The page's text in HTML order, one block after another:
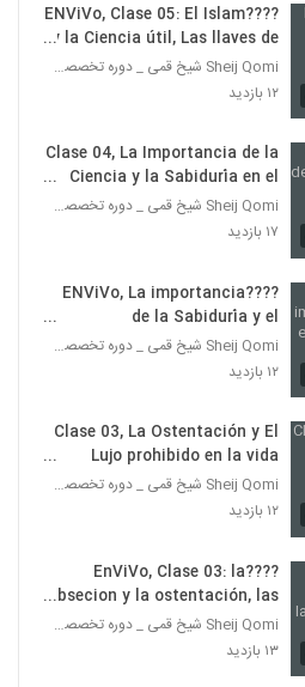
????ENViVo, Clase 05: El Islam
y la Ciencia útil, Las llaves de
la Vida Islámica, sheij QomiSheij Qomi شیخ قمی _ دوره تخصصی تربیت مبلغه غرب
۱۲ بازدید
Clase 04, La Importancia de la
Ciencia y la Sabiduría en el
islam, Sheij Qomi
Sheij Qomi شیخ قمی _ دوره تخصصی تربیت مبلغه غرب
۱۷ بازدید
????ENViVo, La importancia
de la Sabiduría y el
conocimiento y la Ciencia,
Las llaves de la vida
Sheij Qomi شیخ قمی _ دوره تخصصی تربیت مبلغه غرب
۱۲ بازدید
Clase 03, La Ostentación y El
Lujo prohibido en la vida
islámica, Las Llaves de la Vida
islámica
Sheij Qomi شیخ قمی _ دوره تخصصی تربیت مبلغه غرب
۱۲ بازدید
????EnViVo, Clase 03: la
Obsecion y la ostentación, las
llaves de la vida Islámica,
Sheij Qomi
Sheij Qomi شیخ قمی _ دوره تخصصی تربیت مبلغه غرب
۱۳ بازدید